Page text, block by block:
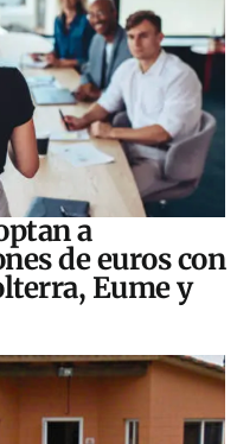
a
de euros con
Eume y